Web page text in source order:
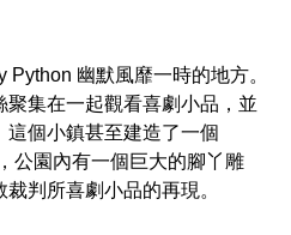
幽默風靡一時的地方。
集在一起觀看喜劇小品，並
個小鎮甚至建造了一個
，公園內有一個巨大的腳丫雕
判所喜劇小品的再現。